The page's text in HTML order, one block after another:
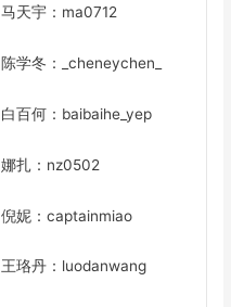
马天宇：ma0712
陈学冬：_cheneychen_
白百何：baibaihe_yep
娜扎：nz0502
倪妮：captainmiao
王珞丹：luodanwang